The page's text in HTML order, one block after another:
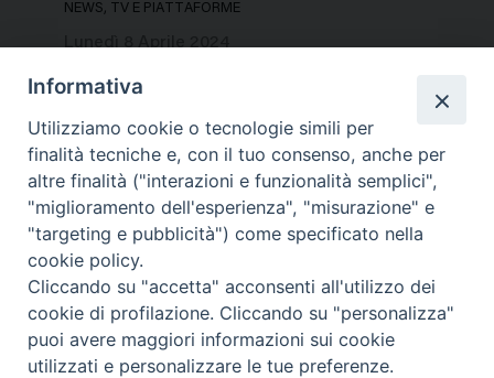
NEWS, TV E PIATTAFORME
Informativa
Utilizziamo cookie o tecnologie simili per
finalità tecniche e, con il tuo consenso, anche per
altre finalità ("interazioni e funzionalità semplici",
"miglioramento dell'esperienza", "misurazione" e
"targeting e pubblicità") come specificato nella
cookie policy.
Cliccando su "accetta" acconsenti all'utilizzo dei
cookie di profilazione. Cliccando su "personalizza"
puoi avere maggiori informazioni sui cookie
utilizzati e personalizzare le tue preferenze.